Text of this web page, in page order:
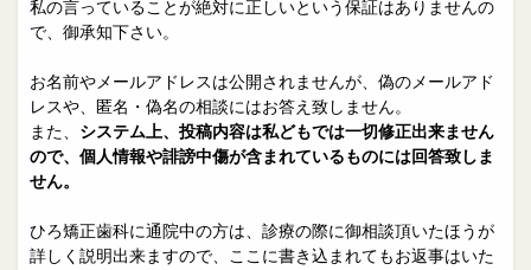
私の言っていることが絶対に正しいという保証はありませんの
で、御承知下さい。
お名前やメールアドレスは公開されませんが、偽のメールアド
レスや、匿名・偽名の相談にはお答え致しません。
また、 システム上、投稿内容は私どもでは一切修正出来ません
ので、個人情報や誹謗中傷が含まれているものには回答致しま
せん。
ひろ矯正歯科に通院中の方は、診療の際に御相談頂いたほうが
詳しく説明出来ますので、ここに書き込まれてもお返事はいた